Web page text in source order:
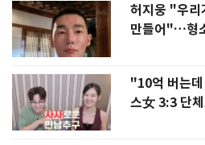
허지웅 "우리
만들어"…형
"10억 버는
스女 3:3 단